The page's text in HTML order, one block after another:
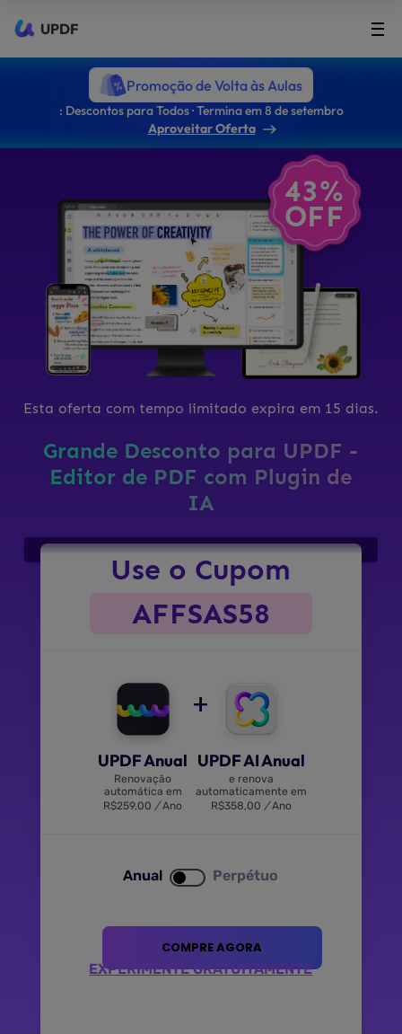
UPDF
Promoção de Volta às Aulas
: Descontos para Todos · Termina em 8 de setembro
Aproveitar Oferta
43%
OFF
Esta oferta com tempo limitado expira em 15 dias.
Grande Desconto para UPDF -
Editor de PDF com Plugin de
IA
Use o Cupom
AFFSAS58
UPDF Anual
Renovação
automática em
R$259,00 /Ano
+
UPDF AI Anual
e renova
automaticamente em
R$358,00 /Ano
Anual Perpétuo
COMPRE AGORA
EXPERIMENTE GRATUITAMENTE